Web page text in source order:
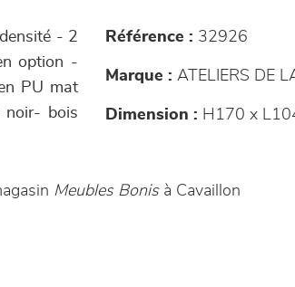
- 2
option -
PU mat
noir- bois
Référence : 32926
Marque : ATELIERS DE
Dimension : H170 x
Meubles Bonisà Cavaillon